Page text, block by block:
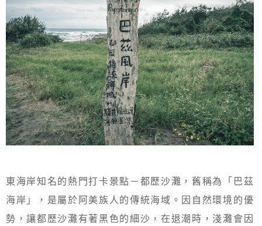
東海岸知名的熱門打卡景點－都歷沙灘，舊稱為「巴茲
海岸」，是屬於阿美族人的傳統海域。因自然環境的優
勢，讓都歷沙灘有著黑色的細沙，在退潮時，淺灘會因